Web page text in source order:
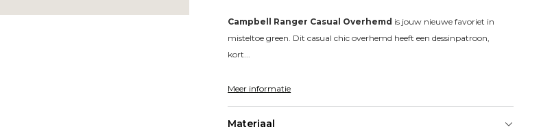
Campbell Ranger Casual Overhemd is jouw nieuwe favoriet in
misteltoe green. Dit casual chic overhemd heeft een dessinpatroon,
kort...
Meer informatie
Materiaal